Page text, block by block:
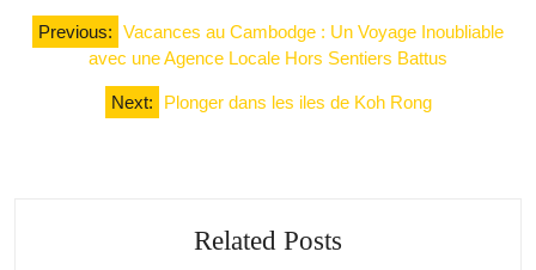
Navigation
de
Previous: Vacances au Cambodge : Un Voyage Inoubliable
avec une Agence Locale Hors Sentiers Battus
Next: Plonger dans les iles de Koh Rong
Related Posts